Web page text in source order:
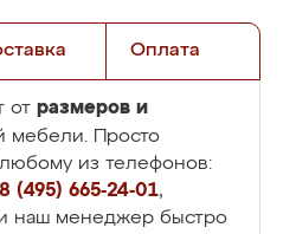
Оплата
от размеров и
мебели. Просто
из телефонов:
8 (495) 665-24-01,
наш менеджер быстро